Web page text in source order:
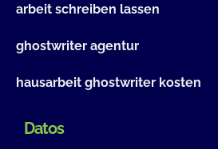
arbeit schreiben lassen
ghostwriter agentur
hausarbeit ghostwriter kosten
Datos